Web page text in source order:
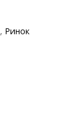
ai
, Ринок